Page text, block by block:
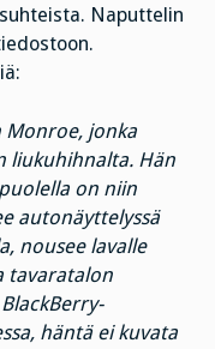
Naputtelin
Monroe, jonka
liukuhihnalta. Hän
on niin
autonäyttelyssä
nousee lavalle
tavaratalon
häntä ei kuvata